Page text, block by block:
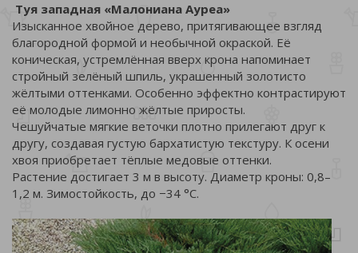
Туя западная «Малониана Ауреа»
Изысканное хвойное дерево, притягивающее взгляд
благородной формой и необычной окраской. Её
коническая, устремлённая вверх крона напоминает
стройный зелёный шпиль, украшенный золотисто
жёлтыми оттенками. Особенно эффектно контрастируют
её молодые лимонно жёлтые приросты.
Чешуйчатые мягкие веточки плотно прилегают друг к
другу, создавая густую бархатистую текстуру. К осени
хвоя приобретает тёплые медовые оттенки.
Растение достигает 3 м в высоту. Диаметр кроны: 0,8–
1,2 м. Зимостойкость, до −34 °C.